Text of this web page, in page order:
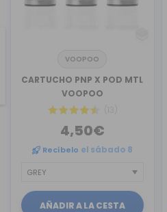
VOOPOO
CARTUCHO PNP X POD MTL
VOOPOO
(13)
4,50€
Recíbelo el sábado 8
AÑADIR A LA CESTA